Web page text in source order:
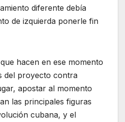
diferente debía
de izquierda ponerle fin
hacen en ese momento
del proyecto contra
apostar al momento
las principales figuras
cubana, y el